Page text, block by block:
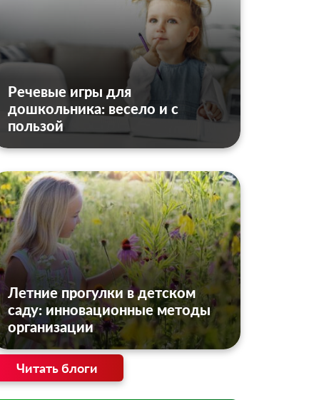
Речевые игры для
дошкольника: весело и с
пользой
Летние прогулки в детском
саду: инновационные методы
организации
Читать блоги